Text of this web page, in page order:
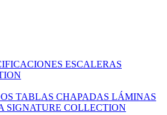
ESCALERAS
TABLAS CHAPADAS LÁMINAS
SIGNATURE COLLECTION